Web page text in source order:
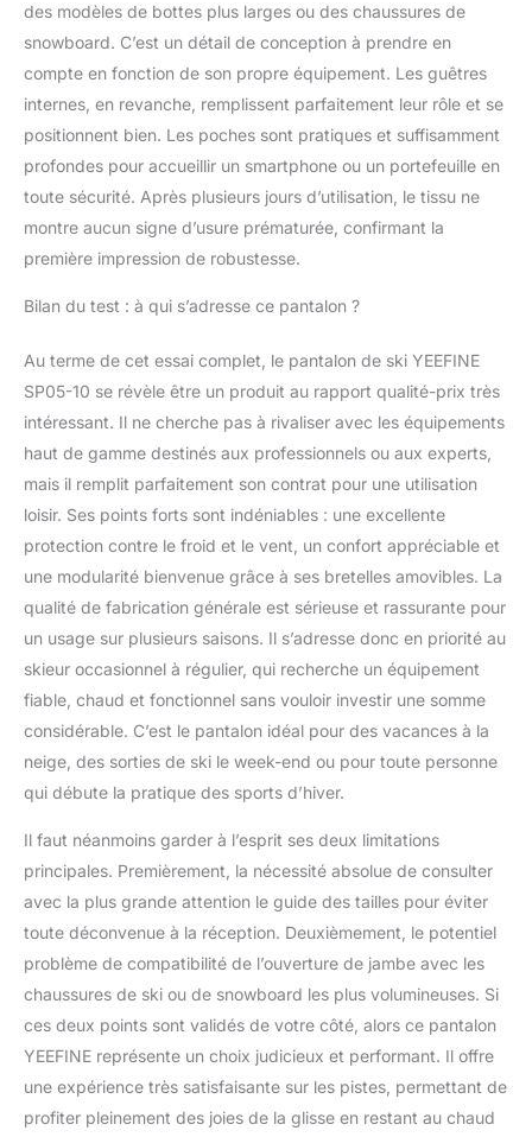
des modèles de bottes plus larges ou des chaussures de
snowboard. C’est un détail de conception à prendre en
compte en fonction de son propre équipement. Les guêtres
internes, en revanche, remplissent parfaitement leur rôle et se
positionnent bien. Les poches sont pratiques et suffisamment
profondes pour accueillir un smartphone ou un portefeuille en
toute sécurité. Après plusieurs jours d’utilisation, le tissu ne
montre aucun signe d’usure prématurée, confirmant la
première impression de robustesse.
Bilan du test : à qui s’adresse ce pantalon ?
Au terme de cet essai complet, le pantalon de ski YEEFINE
SP05-10 se révèle être un produit au rapport qualité-prix très
intéressant. Il ne cherche pas à rivaliser avec les équipements
haut de gamme destinés aux professionnels ou aux experts,
mais il remplit parfaitement son contrat pour une utilisation
loisir. Ses points forts sont indéniables : une excellente
protection contre le froid et le vent, un confort appréciable et
une modularité bienvenue grâce à ses bretelles amovibles. La
qualité de fabrication générale est sérieuse et rassurante pour
un usage sur plusieurs saisons. Il s’adresse donc en priorité au
skieur occasionnel à régulier, qui recherche un équipement
fiable, chaud et fonctionnel sans vouloir investir une somme
considérable. C’est le pantalon idéal pour des vacances à la
neige, des sorties de ski le week-end ou pour toute personne
qui débute la pratique des sports d’hiver.
Il faut néanmoins garder à l’esprit ses deux limitations
principales. Premièrement, la nécessité absolue de consulter
avec la plus grande attention le guide des tailles pour éviter
toute déconvenue à la réception. Deuxièmement, le potentiel
problème de compatibilité de l’ouverture de jambe avec les
chaussures de ski ou de snowboard les plus volumineuses. Si
ces deux points sont validés de votre côté, alors ce pantalon
YEEFINE représente un choix judicieux et performant. Il offre
une expérience très satisfaisante sur les pistes, permettant de
profiter pleinement des joies de la glisse en restant au chaud